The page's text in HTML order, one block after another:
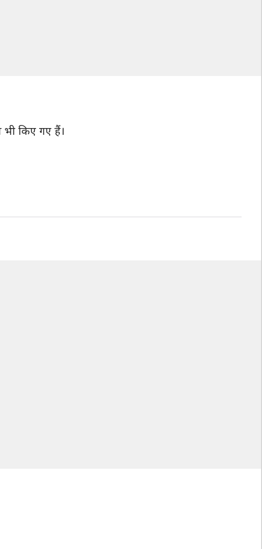
किए गए हैं।